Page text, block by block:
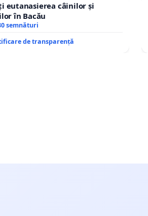
eutanasierea câinilor și
în Bacău
semnături
de transparență